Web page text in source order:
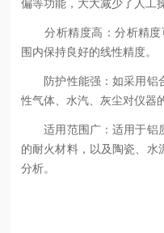
偏等功能，大大减少了人工
分析精度高：分析精度
围内保持良好的线性精度。
防护性能强：如采用铝
性气体、水汽、灰尘对仪器
适用范围广：适用于铝
的耐火材料，以及陶瓷、水
分析。